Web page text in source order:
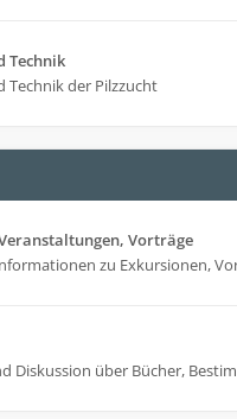
Technik
Technik der Pilzzucht
Vorträge
zu Exkursionen,
Diskussion über Bücher,